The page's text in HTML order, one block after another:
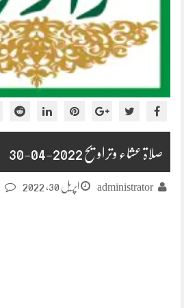
صلاۃ عشاء وتراویح 2022-04-30
administrator اپریل 30, 2022